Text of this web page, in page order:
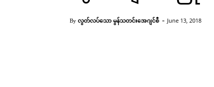
Home သတင်း ငြိမ်းချမ်းရေးလူထုစကား
By လွတ်လပ်သော မွန်သတင်းအေဂျင်စီ - June 13, 2018